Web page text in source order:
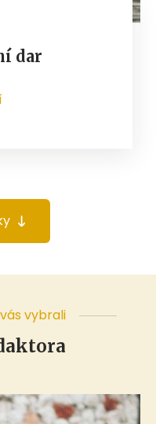
dar
vybrali